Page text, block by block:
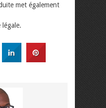
met également
légale.